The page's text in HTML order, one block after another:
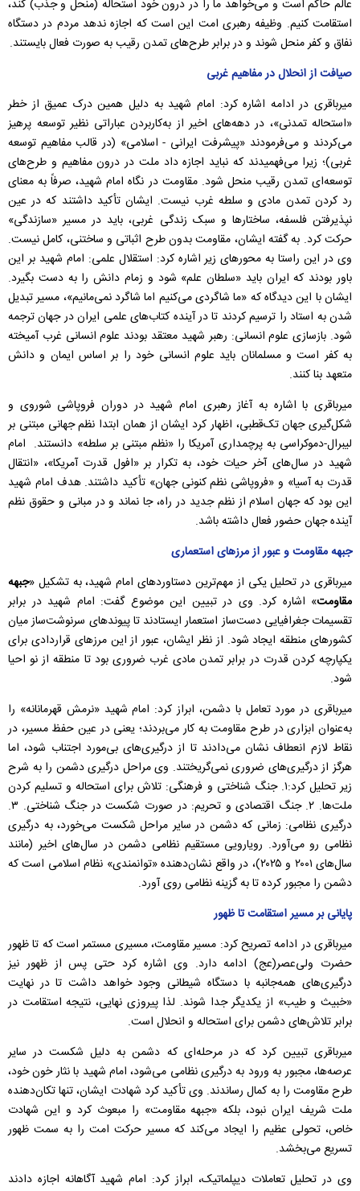
عالم حاکم است و می‌خواهد ما را در درون خود استحاله (منحل و جذب) کند،
استقامت کنیم. وظیفه رهبری امت این است که اجازه ندهد مردم در دستگاه
نفاق و کفر منحل شوند و در برابر طرح‌های تمدن رقیب به صورت فعال بایستند.
صیافت از انحلال در مفاهیم غربی
میرباقری در ادامه اشاره کرد: امام شهید به دلیل همین درک عمیق از خطر
«استحاله تمدنی»، در دهه‌های اخیر از به‌کاربردن عباراتی نظیر توسعه پرهیز
می‌کردند و می‌فرمودند «پیشرفت ایرانی - اسلامی» (در قالب مفاهیم توسعه
غربی)؛ زیرا می‌فهمیدند که نباید اجازه داد ملت در درون مفاهیم و طرح‌های
توسعه‌ای تمدن رقیب منحل شود. مقاومت در نگاه امام شهید، صرفاً به معنای
رد کردن تمدن مادی و سلطه غرب نیست. ایشان تأکید داشتند که در عین
نپذیرفتن فلسفه، ساختارها و سبک زندگی غربی، باید در مسیر «سازندگی»
حرکت کرد. به گفته ایشان، مقاومت بدون طرح اثباتی و ساختنی، کامل نیست.
وی در این راستا به محورهای زیر اشاره کرد: استقلال علمی: امام شهید بر این
باور بودند که ایران باید «سلطان علم» شود و زمام دانش را به دست بگیرد.
ایشان با این دیدگاه که «ما شاگردی می‌کنیم اما شاگرد نمی‌مانیم»، مسیر تبدیل
شدن به استاد را ترسیم کردند تا در آینده کتاب‌های علمی ایران در جهان ترجمه
شود. بازسازی علوم انسانی: رهبر شهید معتقد بودند علوم انسانی غرب آمیخته
به کفر است و مسلمانان باید علوم انسانی خود را بر اساس ایمان و دانش
متعهد بنا کنند.
میرباقری با اشاره به آغاز رهبری امام شهید در دوران فروپاشی شوروی و
شکل‌گیری جهان تک‌قطبی، اظهار کرد ایشان از همان ابتدا نظم جهانی مبتنی بر
لیبرال-دموکراسی به پرچمداری آمریکا را «نظم مبتنی بر سلطه» دانستند. امام
شهید در سال‌های آخر حیات خود، به تکرار بر «افول قدرت آمریکا»، «انتقال
قدرت به آسیا» و «فروپاشی نظم کنونی جهان» تأکید داشتند. هدف امام شهید
این بود که جهان اسلام از نظم جدید در راه، جا نماند و در مبانی و حقوق نظم
آینده جهان حضور فعال داشته باشد.
جبهه مقاومت و عبور از مرزهای استعماری
میرباقری در تحلیل یکی از مهم‌ترین دستاوردهای امام شهید، به تشکیل «جبهه
مقاومت» اشاره کرد. وی در تبیین این موضوع گفت: امام شهید در برابر
تقسیمات جغرافیایی دست‌ساز استعمار ایستادند تا پیوندهای سرنوشت‌ساز میان
کشورهای منطقه ایجاد شود. از نظر ایشان، عبور از این مرزهای قراردادی برای
یکپارچه کردن قدرت در برابر تمدن مادی غرب ضروری بود تا منطقه از نو احیا
شود.
میرباقری در مورد تعامل با دشمن، ابراز کرد: امام شهید «نرمش قهرمانانه» را
به‌عنوان ابزاری در طرح مقاومت به کار می‌بردند؛ یعنی در عین حفظ مسیر، در
نقاط لازم انعطاف نشان می‌دادند تا از درگیری‌های بی‌مورد اجتناب شود، اما
هرگز از درگیری‌های ضروری نمی‌گریختند. وی مراحل درگیری دشمن را به شرح
زیر تحلیل کرد:۱. جنگ شناختی و فرهنگی: تلاش برای استحاله و تسلیم کردن
ملت‌ها. ۲. جنگ اقتصادی و تحریم: در صورت شکست در جنگ شناختی. ۳.
درگیری نظامی: زمانی که دشمن در سایر مراحل شکست می‌خورد، به درگیری
نظامی رو می‌آورد. رویارویی مستقیم نظامی دشمن در سال‌های اخیر (مانند
سال‌های ۲۰۰۱ و ۲۰۲۵)، در واقع نشان‌دهنده «توانمندی» نظام اسلامی است که
دشمن را مجبور کرده تا به گزینه نظامی روی آورد.
پایانی بر مسیر استقامت تا ظهور
میرباقری در ادامه تصریح کرد: مسیر مقاومت، مسیری مستمر است که تا ظهور
حضرت ولی‌عصر(عج) ادامه دارد. وی اشاره کرد حتی پس از ظهور نیز
درگیری‌های همه‌جانبه با دستگاه شیطانی وجود خواهد داشت تا در نهایت
«خبیث و طیب» از یکدیگر جدا شوند. لذا پیروزی نهایی، نتیجه استقامت در
برابر تلاش‌های دشمن برای استحاله و انحلال است.
میرباقری تبیین کرد که در مرحله‌ای که دشمن به دلیل شکست در سایر
عرصه‌ها، مجبور به ورود به درگیری نظامی می‌شود، امام شهید با نثار خون خود،
طرح مقاومت را به کمال رساندند. وی تأکید کرد شهادت ایشان، تنها تکان‌دهنده
ملت شریف ایران نبود، بلکه «جبهه مقاومت» را مبعوث کرد و این شهادت
خاص، تحولی عظیم را ایجاد می‌کند که مسیر حرکت امت را به سمت ظهور
تسریع می‌بخشد.
وی در تحلیل تعاملات دیپلماتیک، ابراز کرد: امام شهید آگاهانه اجازه دادند